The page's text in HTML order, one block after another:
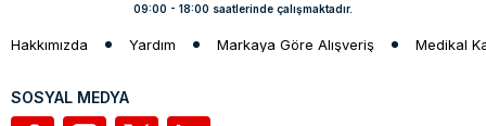
09:00 - 18:00 saatlerinde çalışmaktadır.
Hakkımızda Yardım Markaya Göre Alışveriş Medikal
SOSYAL MEDYA